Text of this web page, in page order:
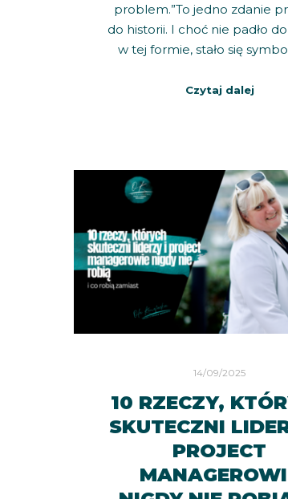
problem.”To jedno zdanie
do historii. I choć nie padło
w tej formie, stało się
Czytaj dalej
14/09/2025
10 RZECZY,
SKUTECZNI
PROJECT